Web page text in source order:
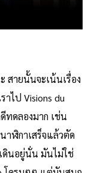
สายนั้นจะเน้นเรื่อง
าไป Visions du
ทดลองมาก เช่น
ฬิกาเสร็จแล้วตัด
ดินอยู่นั่น มันไม่ใช่